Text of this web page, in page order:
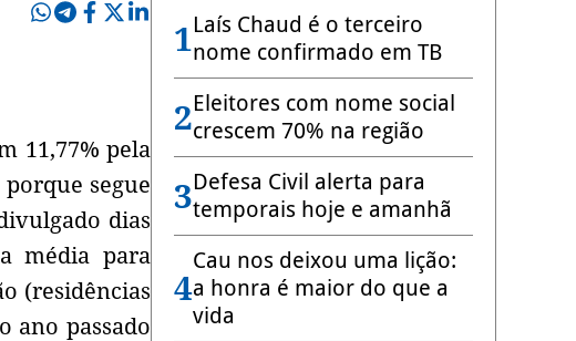
11,77% pela
segue
dias
média para
(residências
ano passado
1Laís Chaud é o terceiro
nome confirmado em TB
2Eleitores com nome social
crescem 70% na região
3Defesa Civil alerta para
temporais hoje e amanhã
4
Cau nos deixou uma lição:
a honra é maior do que a
vida